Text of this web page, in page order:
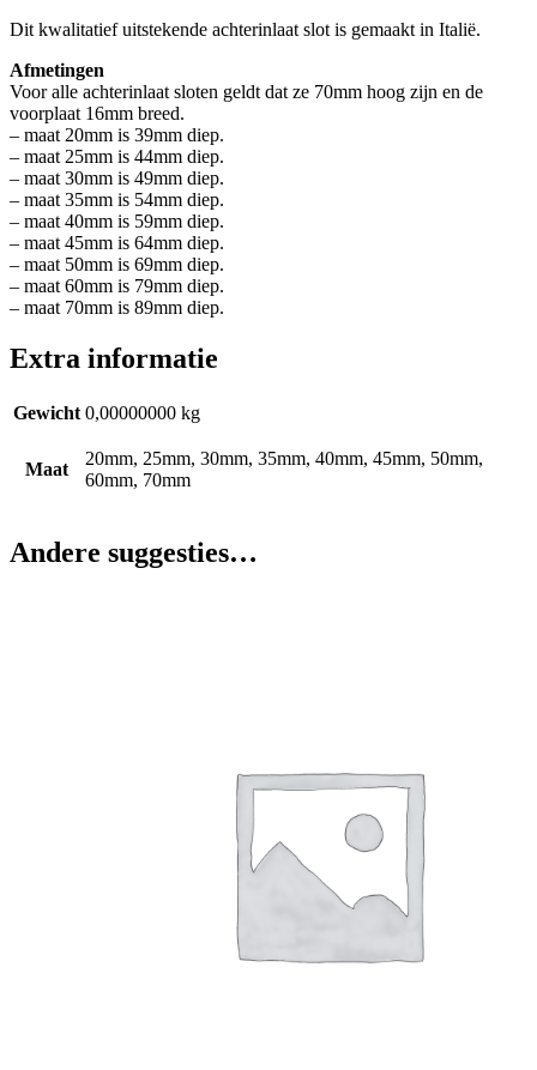
Dit kwalitatief uitstekende achterinlaat slot is gemaakt in Italië.
Afmetingen
Voor alle achterinlaat sloten geldt dat ze 70mm hoog zijn en de
voorplaat 16mm breed.
– maat 20mm is 39mm diep.
– maat 25mm is 44mm diep.
– maat 30mm is 49mm diep.
– maat 35mm is 54mm diep.
– maat 40mm is 59mm diep.
– maat 45mm is 64mm diep.
– maat 50mm is 69mm diep.
– maat 60mm is 79mm diep.
– maat 70mm is 89mm diep.
Extra informatie
Gewicht 0,00000000 kg
Maat
20mm, 25mm, 30mm, 35mm, 40mm, 45mm, 50mm,
60mm, 70mm
Andere suggesties…